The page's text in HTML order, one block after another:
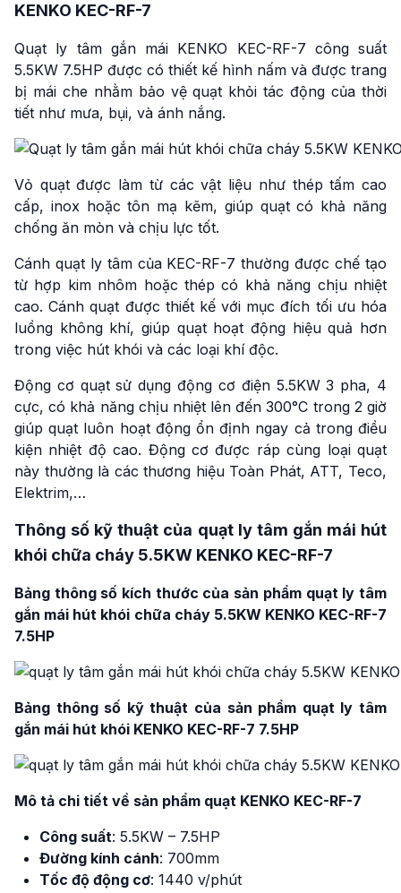
KENKO KEC-RF-7
Quạt ly tâm gắn mái KENKO KEC-RF-7 công suất
5.5KW 7.5HP được có thiết kế hình nấm và được trang
bị mái che nhằm bảo vệ quạt khỏi tác động của thời
tiết như mưa, bụi, và ánh nắng.
Vỏ quạt được làm từ các vật liệu như thép tấm cao
cấp, inox hoặc tôn mạ kẽm, giúp quạt có khả năng
chống ăn mòn và chịu lực tốt.
Cánh quạt ly tâm của KEC-RF-7 thường được chế tạo
từ hợp kim nhôm hoặc thép có khả năng chịu nhiệt
cao. Cánh quạt được thiết kế với mục đích tối ưu hóa
luồng không khí, giúp quạt hoạt động hiệu quả hơn
trong việc hút khói và các loại khí độc.
Động cơ quạt sử dụng động cơ điện 5.5KW 3 pha, 4
cực, có khả năng chịu nhiệt lên đến 300°C trong 2 giờ
giúp quạt luôn hoạt động ổn định ngay cả trong điều
kiện nhiệt độ cao. Động cơ được ráp cùng loại quạt
này thường là các thương hiệu Toàn Phát, ATT, Teco,
Elektrim,…
Thông số kỹ thuật của quạt ly tâm gắn mái hút
khói chữa cháy 5.5KW KENKO KEC-RF-7
Bảng thông số kích thước của sản phẩm quạt ly tâm
gắn mái hút khói chữa cháy 5.5KW KENKO KEC-RF-7
7.5HP
Bảng thông số kỹ thuật của sản phẩm quạt ly tâm
gắn mái hút khói KENKO KEC-RF-7 7.5HP
Mô tả chi tiết về sản phẩm quạt KENKO KEC-RF-7
Công suất: 5.5KW – 7.5HP
Đường kính cánh: 700mm
Tốc độ động cơ: 1440 v/phút